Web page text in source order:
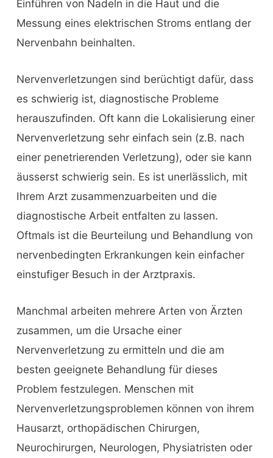
Einführen von Nadeln in die Haut und die
Messung eines elektrischen Stroms entlang der
Nervenbahn beinhalten.
Nervenverletzungen sind berüchtigt dafür, dass
es schwierig ist, diagnostische Probleme
herauszufinden. Oft kann die Lokalisierung einer
Nervenverletzung sehr einfach sein (z.B. nach
einer penetrierenden Verletzung), oder sie kann
äusserst schwierig sein. Es ist unerlässlich, mit
Ihrem Arzt zusammenzuarbeiten und die
diagnostische Arbeit entfalten zu lassen.
Oftmals ist die Beurteilung und Behandlung von
nervenbedingten Erkrankungen kein einfacher
einstufiger Besuch in der Arztpraxis.
Manchmal arbeiten mehrere Arten von Ärzten
zusammen, um die Ursache einer
Nervenverletzung zu ermitteln und die am
besten geeignete Behandlung für dieses
Problem festzulegen. Menschen mit
Nervenverletzungsproblemen können von ihrem
Hausarzt, orthopädischen Chirurgen,
Neurochirurgen, Neurologen, Physiatristen oder